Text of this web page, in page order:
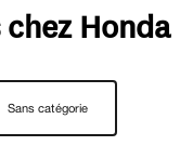
Honda
Sans catégorie